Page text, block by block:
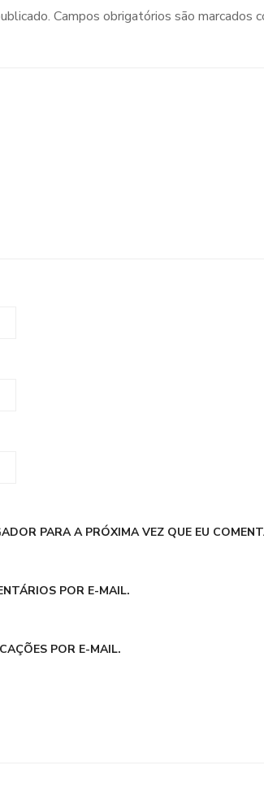
Campos obrigatórios são marcados
PARA A PRÓXIMA VEZ QUE EU
POR E-MAIL.
POR E-MAIL.